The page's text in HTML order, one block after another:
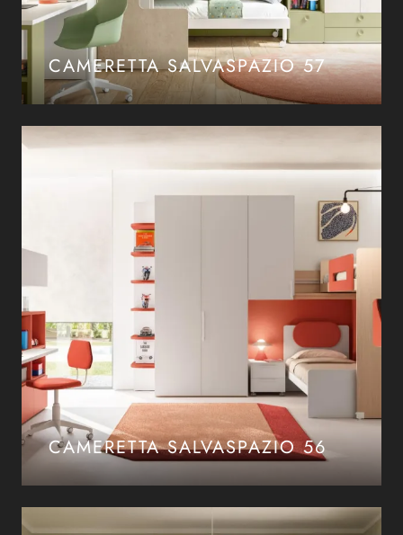
CAMERETTA SALVASPAZIO 57
CAMERETTA SALVASPAZIO 56